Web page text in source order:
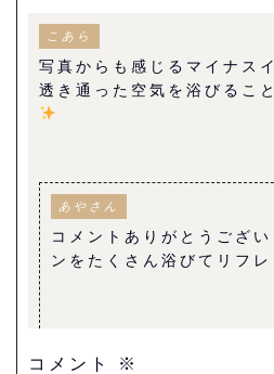
こあら
写真からも感じるマイナス
透き通った空気を浴びるこ
あやさん
コメントありがとうござ
ンをたくさん浴びてリフ
コメント ※